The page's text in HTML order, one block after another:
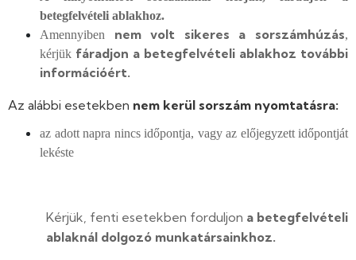
betegfelvételi ablakhoz.
Amennyiben nem volt sikeres a sorszámhúzás,
kérjük fáradjon a betegfelvételi ablakhoz további
információért.
Az alábbi esetekben nem kerül sorszám nyomtatásra:
az adott napra nincs időpontja, vagy az előjegyzett időpontját
lekéste
Kérjük, fenti esetekben forduljon a betegfelvételi
ablaknál dolgozó munkatársainkhoz.